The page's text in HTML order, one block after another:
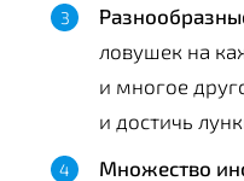
ловушек на
и многое
и достичь
Множество